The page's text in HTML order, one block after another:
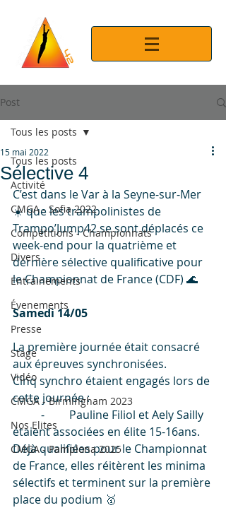
Post
Tous les posts
Activité
CMGA - Sofia 2022
Compétitions - Championnats
Divers
Entrainements
Évenements
Presse
Stage
Vidéo
CMGA - Birmingham 2023
Nos Elites
CMGA - Pamplona 2025
Tous les posts
Sélective 4
15 mai 2022
C’est dans le Var à la Seyne-sur-Mer
☀️ que les trampolinistes de
Trampo’Jump42 se sont déplacés ce
week-end pour la quatrième et
dernière sélective qualificative pour
le Championnat de France (CDF) 🌊
Samedi 14/05
La première journée était consacré
aux épreuves synchronisées.
Cinq synchro étaient engagés lors de
cette journée :
étaient associées en élite 15-16ans.
Déjà qualifiées pour le Championnat
de France, elles réitèrent les minima
sélectifs et terminent sur la première
place du podium 🥇